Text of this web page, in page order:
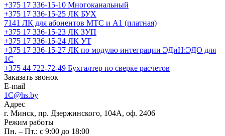
+375 17 336-15-10 Многоканальный
+375 17 336-15-25 ЛК БУХ
7141 ЛК для абонентов МТС и А1 (платная)
+375 17 336-15-23 ЛК ЗУП
+375 17 336-15-24 ЛК УТ
+375 17 336-15-27 ЛК по модулю интеграции ЭДиН:ЭДО для
1С
+375 44 722-72-49 Бухгалтер по сверке расчетов
Заказать звонок
E-mail
1C@hs.by
Адрес
г. Минск, пр. Дзержинского, 104А, оф. 2406
Режим работы
Пн. – Пт.: с 9:00 до 18:00